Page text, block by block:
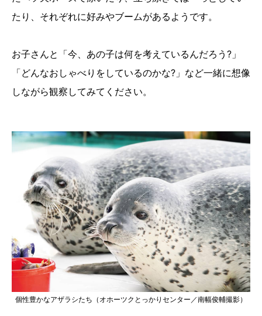
たり、それぞれに好みやブームがあるようです。
お子さんと「今、あの子は何を考えているんだろう?」
「どんなおしゃべりをしているのかな?」など一緒に想像
しながら観察してみてください。
個性豊かなアザラシたち（オホーツクとっかりセンター／南幅俊輔撮影）